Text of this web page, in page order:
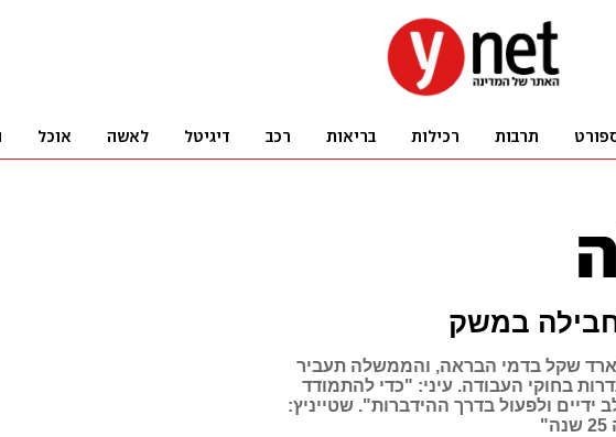
במשק
יוותרו על 1.8 מיליארד שקל בדמי הבראה, והממשלה תעביר
בחוקי העבודה. עיני: "כדי להתמודד
ולפעול בדרך ההידברות". שטייניץ: